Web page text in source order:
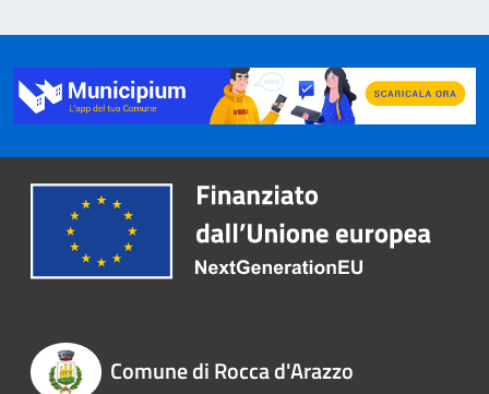
Comune di Rocca d'Arazzo